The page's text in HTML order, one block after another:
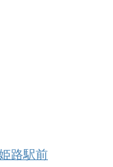
路駅前